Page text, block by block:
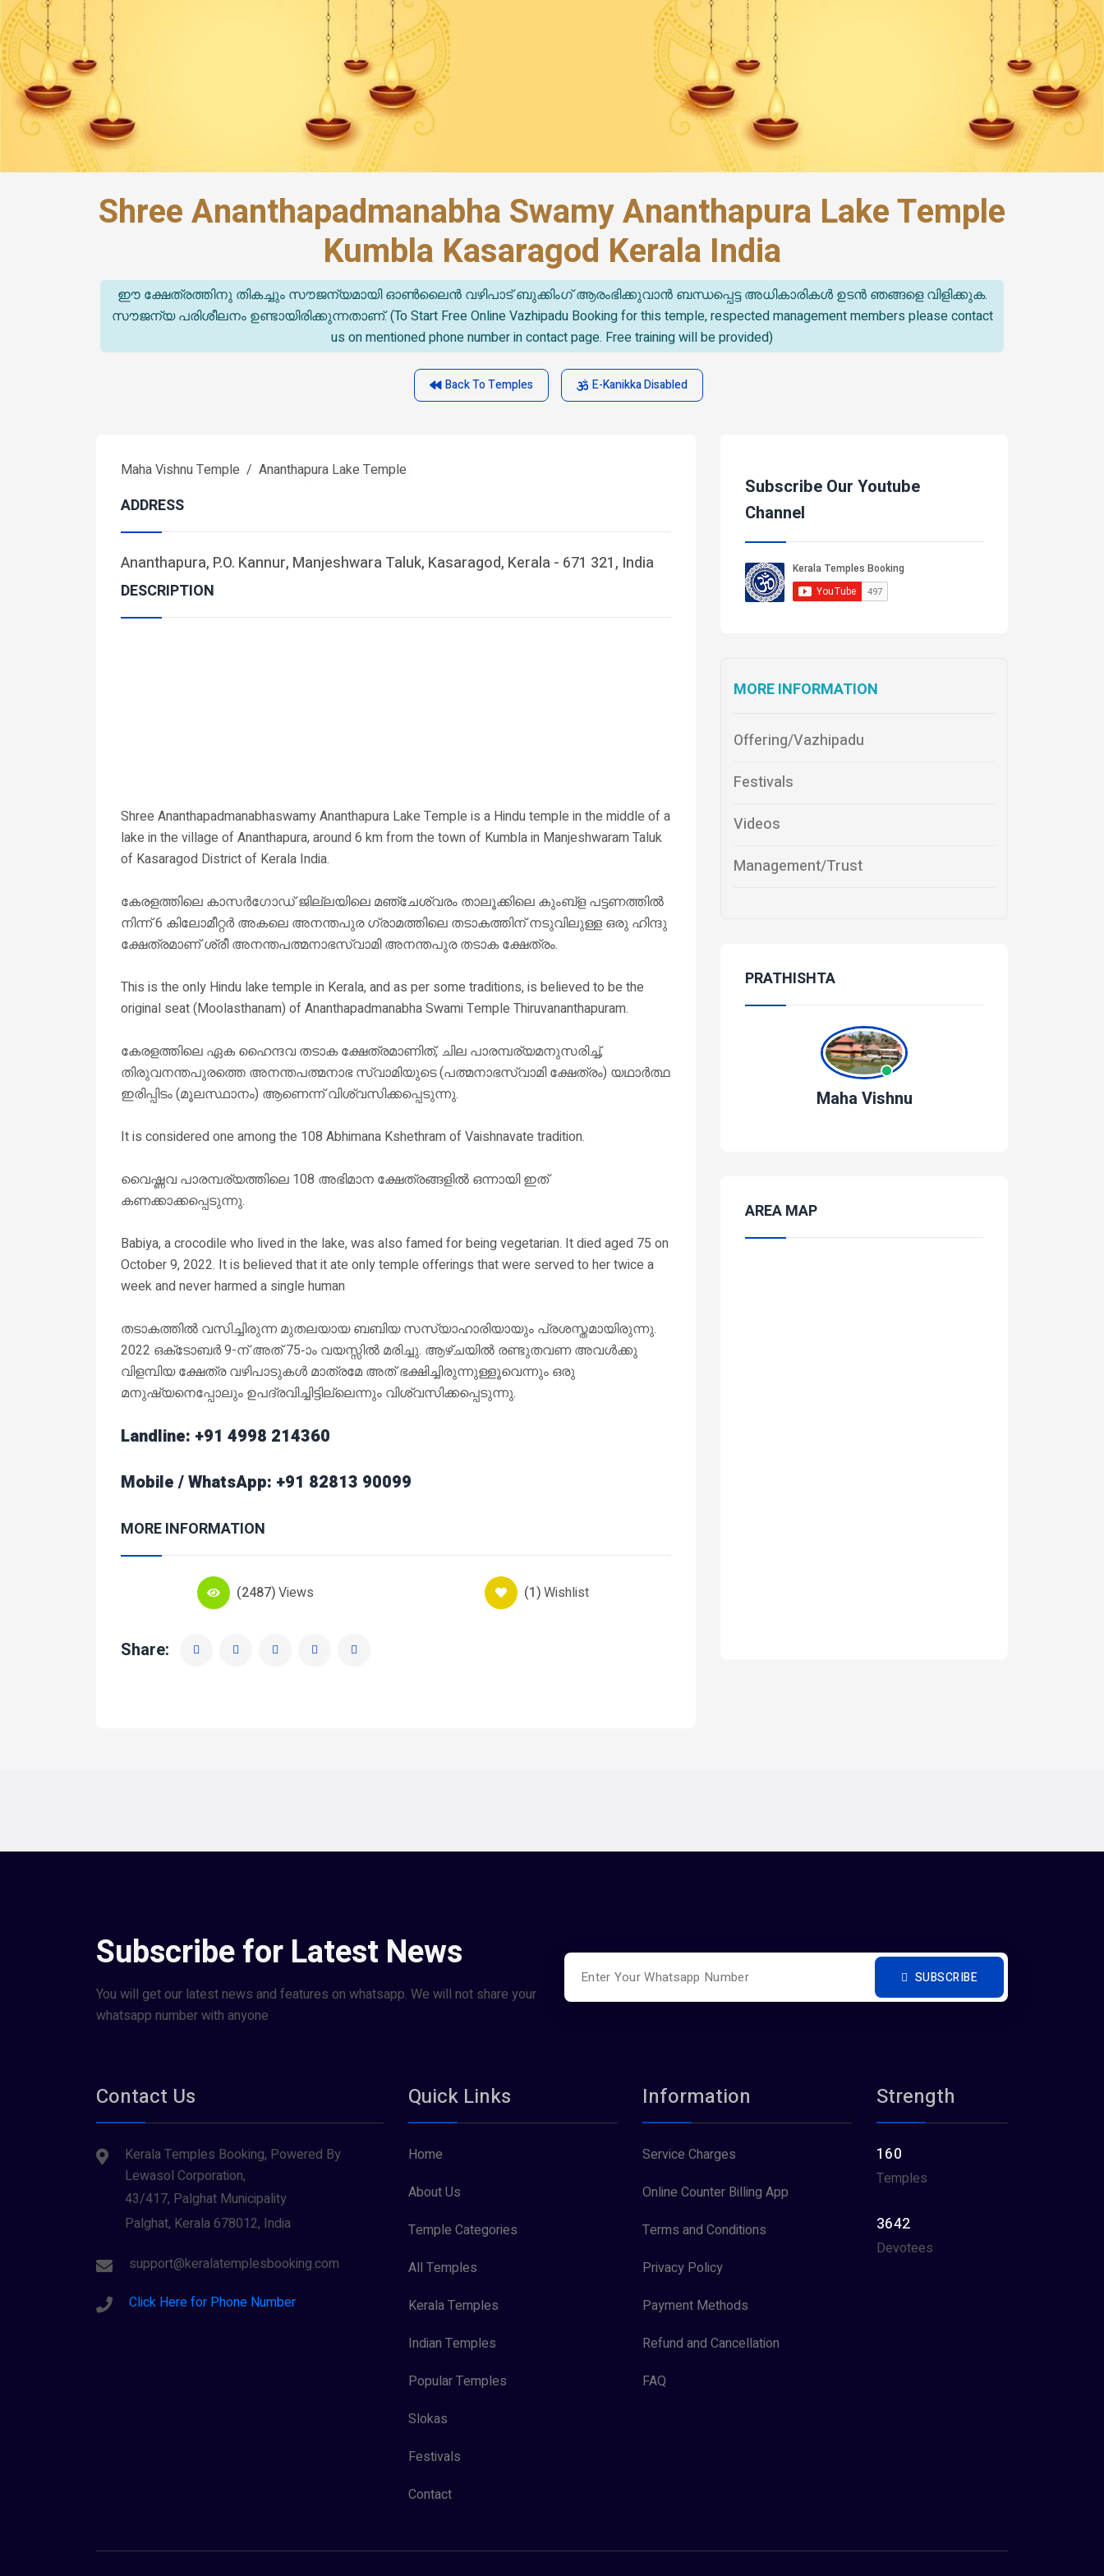
Shree Ananthapadmanabha Swamy Ananthapura Lake Temple
Kumbla Kasaragod Kerala India
ഈ ക്ഷേത്രത്തിനു തികച്ചും സൗജന്യമായി ഓൺലൈൻ വഴിപാട് ബുക്കിംഗ് ആരംഭിക്കുവാൻ ബന്ധപ്പെട്ട അധികാരികൾ ഉടൻ ഞങ്ങളെ വിളിക്കുക.
സൗജന്യ പരിശീലനം ഉണ്ടായിരിക്കുന്നതാണ്. (To Start Free Online Vazhipadu Booking for this temple, respected management members please contact
us on mentioned phone number in contact page. Free training will be provided)
Back To Temples E-Kanikka Disabled
Maha Vishnu Temple Ananthapura Lake Temple
ADDRESS
Ananthapura, P.O. Kannur, Manjeshwara Taluk, Kasaragod, Kerala - 671 321, India
DESCRIPTION
Shree Ananthapadmanabhaswamy Ananthapura Lake Temple is a Hindu temple in the middle of a
lake in the village of Ananthapura, around 6 km from the town of Kumbla in Manjeshwaram Taluk
of Kasaragod District of Kerala India.
കേരളത്തിലെ കാസർഗോഡ് ജില്ലയിലെ മഞ്ചേശ്വരം താലൂക്കിലെ കുംബ്ള പട്ടണത്തിൽ
നിന്ന് 6 കിലോമീറ്റർ അകലെ അനന്തപുര ഗ്രാമത്തിലെ തടാകത്തിന് നടുവിലുള്ള ഒരു ഹിന്ദു
ക്ഷേത്രമാണ് ശ്രീ അനന്തപത്മനാഭസ്വാമി അനന്തപുര തടാക ക്ഷേത്രം.
This is the only Hindu lake temple in Kerala, and as per some traditions, is believed to be the
original seat (Moolasthanam) of Ananthapadmanabha Swami Temple Thiruvananthapuram.
കേരളത്തിലെ ഏക ഹൈന്ദവ തടാക ക്ഷേത്രമാണിത്, ചില പാരമ്പര്യമനുസരിച്ച്,
തിരുവനന്തപുരത്തെ അനന്തപത്മനാഭ സ്വാമിയുടെ (പത്മനാഭസ്വാമി ക്ഷേത്രം) യഥാർത്ഥ
ഇരിപ്പിടം (മൂലസ്ഥാനം) ആണെന്ന് വിശ്വസിക്കപ്പെടുന്നു.
It is considered one among the 108 Abhimana Kshethram of Vaishnavate tradition.
വൈഷ്ണവ പാരമ്പര്യത്തിലെ 108 അഭിമാന ക്ഷേത്രങ്ങളിൽ ഒന്നായി ഇത്
കണക്കാക്കപ്പെടുന്നു.
Babiya, a crocodile who lived in the lake, was also famed for being vegetarian. It died aged 75 on
October 9, 2022. It is believed that it ate only temple offerings that were served to her twice a
week and never harmed a single human
തടാകത്തിൽ വസിച്ചിരുന്ന മുതലയായ ബബിയ സസ്യാഹാരിയായും പ്രശസ്തമായിരുന്നു.
2022 ഒക്‌ടോബർ 9-ന് അത് 75-ാം വയസ്സിൽ മരിച്ചു. ആഴ്‌ചയിൽ രണ്ടുതവണ അവൾക്കു
വിളമ്പിയ ക്ഷേത്ര വഴിപാടുകൾ മാത്രമേ അത് ഭക്ഷിച്ചിരുന്നുള്ളൂവെന്നും ഒരു
മനുഷ്യനെപ്പോലും ഉപദ്രവിച്ചിട്ടില്ലെന്നും വിശ്വസിക്കപ്പെടുന്നു.
Landline: +91 4998 214360
Mobile / WhatsApp: +91 82813 90099
MORE INFORMATION
(2487)Views (1)Wishlist
Share:
Subscribe Our Youtube
Channel
MORE INFORMATION
Offering/Vazhipadu
Festivals
Videos
Management/Trust
PRATHISHTA
Maha Vishnu
AREA MAP
Subscribe for Latest News
You will get our latest news and features on whatsapp. We will not share your
whatsapp number with anyone
SUBSCRIBE
Contact Us
Kerala Temples Booking, Powered By
Lewasol Corporation,
43/417, Palghat Municipality
Palghat, Kerala 678012, India
support@keralatemplesbooking.com
Click Here for Phone Number
Quick Links
Home
About Us
Temple Categories
All Temples
Kerala Temples
Indian Temples
Popular Temples
Slokas
Festivals
Contact
Information
Service Charges
Online Counter Billing App
Terms and Conditions
Privacy Policy
Payment Methods
Refund and Cancellation
FAQ
Strength
160
Temples
3642
Devotees